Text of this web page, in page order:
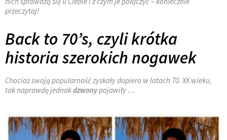
przeczytaj!
Back to 70’s, czyli krótka
historia szerokich nogawek
Chociaż swoją popularność zyskały dopiero w latach 70. XX wieku,
tak naprawdę jednakdzwonypojawiły …